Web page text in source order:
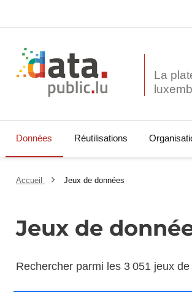
La
Données Réutilisations
Accueil Jeux de données
Jeux de
Rechercher parmi les 3 051 jeux